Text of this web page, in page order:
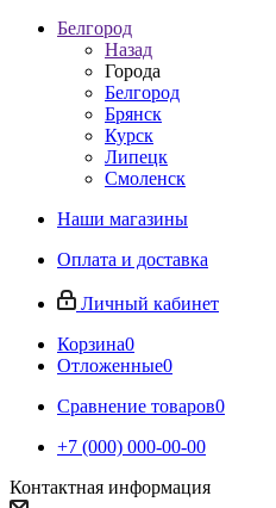
Белгород
Назад
Города
Белгород
Брянск
Курск
Липецк
Смоленск
Наши магазины
Оплата и доставка
Личный кабинет
Корзина0
Отложенные0
Сравнение товаров0
+7 (000) 000-00-00
Контактная информация